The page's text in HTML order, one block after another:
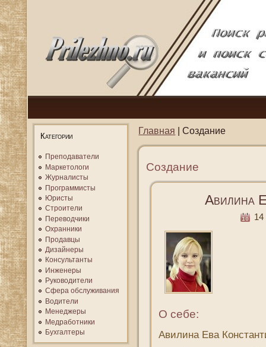
Категории
Преподаватели
Маркетологи
Журналисты
Программисты
Юристы
Строители
Переводчики
Охранники
Продавцы
Дизайнеры
Консультанты
Инженеры
Руководители
Сфера обслуживания
Водители
Менеджеры
Медработники
Бухгалтеры
Главная | Создание
Создание
Авилина
14
О себе:
Авилина Ева